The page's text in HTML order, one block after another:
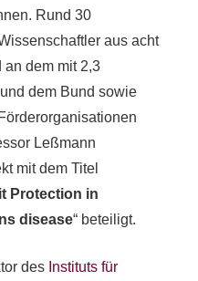
Rund 30
aus acht
an dem mit 2,3
dem Bund sowie
Leßmann
mit dem Titel
Protection in
disease“ beteiligt.
des Instituts für